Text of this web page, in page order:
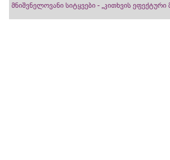
მნიშვნელოვანი სიტყვები - „კითხვის